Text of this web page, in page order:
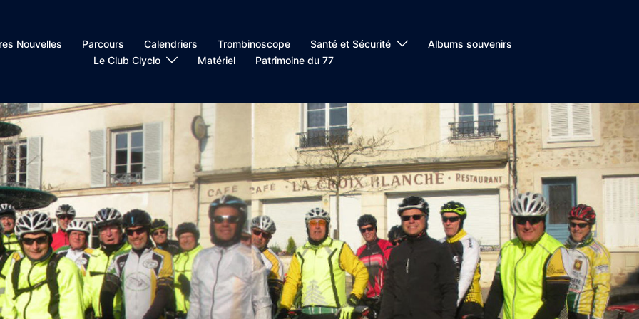
Nouvelles Parcours Calendriers Trombinoscope Santé et Sécurité
Albums souvenirs
Le Club Clyclo
Matériel Patrimoine du 77